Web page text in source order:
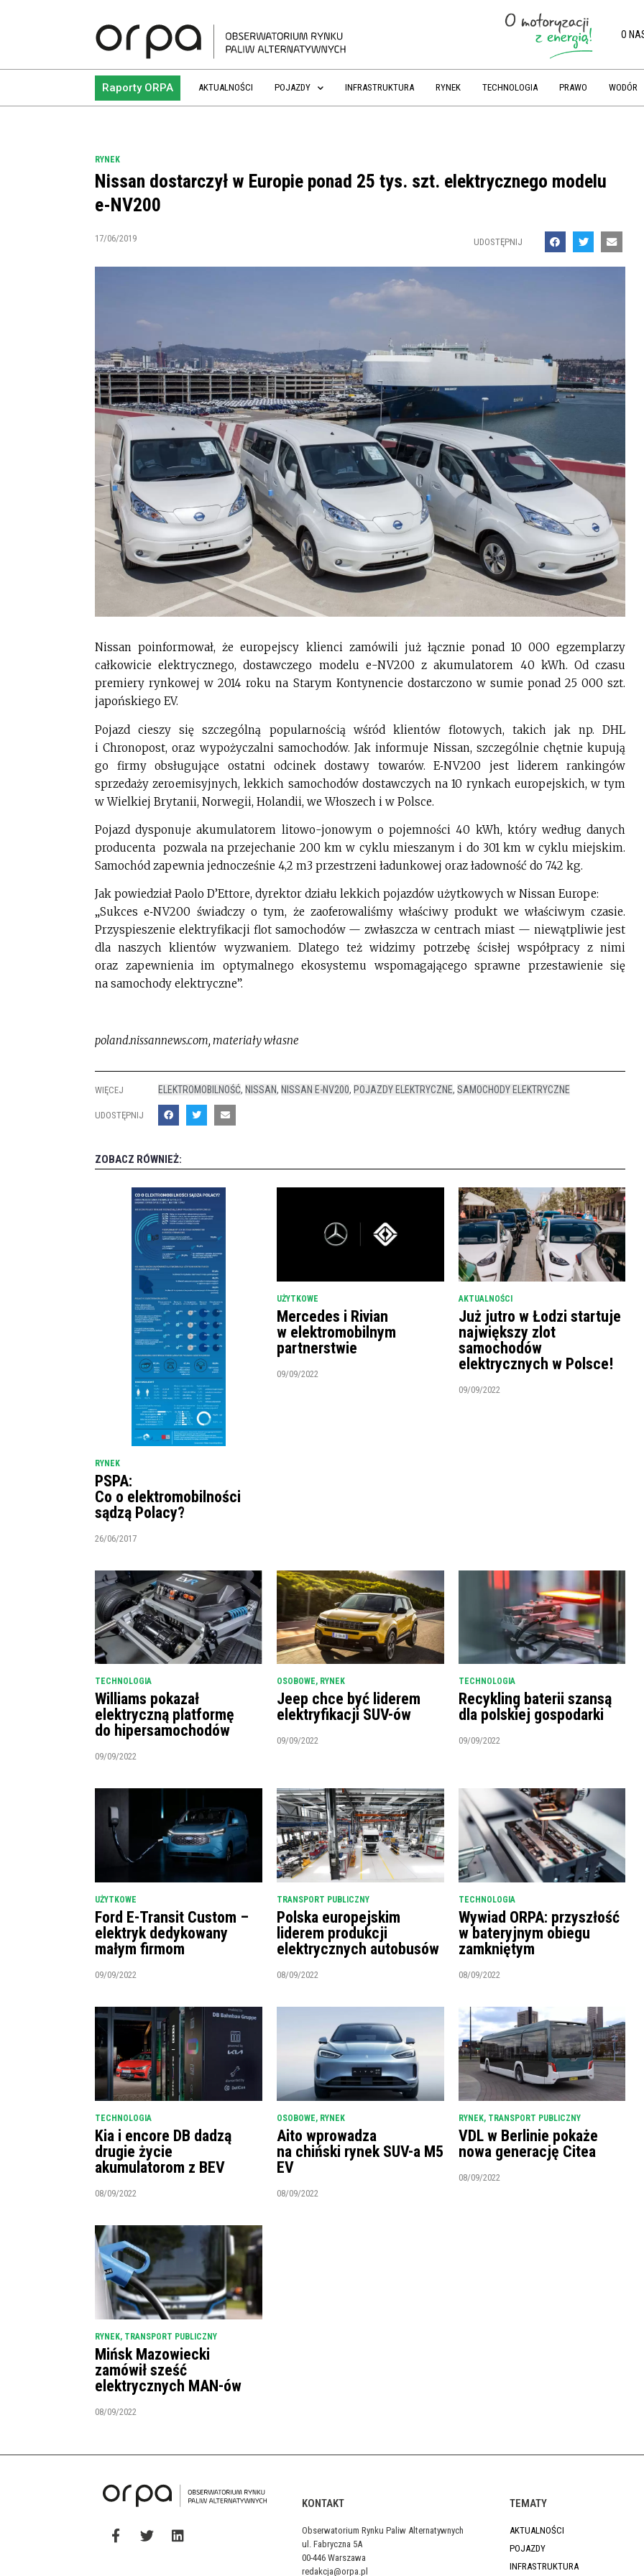
O
Raporty ORPA AKTUALNOŚCI POJAZDY INFRASTRUKTURA RYNEK TECHNOLOGIA PRAWO WODÓR
RYNEK
Nissan dostarczył w Europie ponad 25 tys. szt. elektrycznego modelu
e-NV200
17/06/2019 UDOSTĘPNIJ
Nissan poinformował, że europejscy klienci zamówili już łącznie ponad 10 000 egzemplarzy
całkowicie elektrycznego, dostawczego modelu e-NV200 z akumulatorem 40 kWh. Od czasu
premiery rynkowej w 2014 roku na Starym Kontynencie dostarczono w sumie ponad 25 000 szt.
japońskiego EV.
Pojazd cieszy się szczególną popularnością wśród klientów flotowych, takich jak np. DHL
i Chronopost, oraz wypożyczalni samochodów. Jak informuje Nissan, szczególnie chętnie kupują
go firmy obsługujące ostatni odcinek dostawy towarów. E‑NV200 jest liderem rankingów
sprzedaży zeroemisyjnych, lekkich samochodów dostawczych na 10 rynkach europejskich, w tym
w Wielkiej Brytanii, Norwegii, Holandii, we Włoszech i w Polsce.
Pojazd dysponuje akumulatorem litowo-jonowym o pojemności 40 kWh, który według danych
producenta pozwala na przejechanie 200 km w cyklu mieszanym i do 301 km w cyklu miejskim.
Samochód zapewnia jednocześnie 4,2 m3 przestrzeni ładunkowej oraz ładowność do 742 kg.
Jak powiedział Paolo D’Ettore, dyrektor działu lekkich pojazdów użytkowych w Nissan Europe:
„Sukces e‑NV200 świadczy o tym, że zaoferowaliśmy właściwy produkt we właściwym czasie.
Przyspieszenie elektryfikacji flot samochodów — zwłaszcza w centrach miast — niewątpliwie jest
dla naszych klientów wyzwaniem. Dlatego też widzimy potrzebę ścisłej współpracy z nimi
oraz zapewnienia im optymalnego ekosystemu wspomagającego sprawne przestawienie się
na samochody elektryczne”.
poland.nissannews.com, materiały własne
WIĘCEJ ELEKTROMOBILNOŚĆ, NISSAN, NISSAN E-NV200, POJAZDY ELEKTRYCZNE, SAMOCHODY ELEKTRYCZNE
UDOSTĘPNIJ
ZOBACZ RÓWNIEŻ:
RYNEK
PSPA:
Co o elektromobilności
sądzą Polacy?
26/06/2017
UŻYTKOWE
Mercedes i Rivian
w elektromobilnym
partnerstwie
09/09/2022
AKTUALNOŚCI
Już jutro w Łodzi startuje
największy zlot
samochodów
elektrycznych w Polsce!
09/09/2022
TECHNOLOGIA
Williams pokazał
elektryczną platformę
do hipersamochodów
09/09/2022
OSOBOWE, RYNEK
Jeep chce być liderem
elektryfikacji SUV-ów
09/09/2022
TECHNOLOGIA
Recykling baterii szansą
dla polskiej gospodarki
09/09/2022
UŻYTKOWE
Ford E-Transit Custom –
elektryk dedykowany
małym firmom
09/09/2022
TRANSPORT PUBLICZNY
Polska europejskim
liderem produkcji
elektrycznych autobusów
08/09/2022
TECHNOLOGIA
Wywiad ORPA: przyszłość
w bateryjnym obiegu
zamkniętym
08/09/2022
TECHNOLOGIA
Kia i encore DB dadzą
drugie życie
akumulatorom z BEV
08/09/2022
OSOBOWE, RYNEK
Aito wprowadza
na chiński rynek SUV-a M5
EV
08/09/2022
RYNEK, TRANSPORT PUBLICZNY
VDL w Berlinie pokaże
nowa generację Citea
08/09/2022
RYNEK, TRANSPORT PUBLICZNY
Mińsk Mazowiecki
zamówił sześć
elektrycznych MAN-ów
08/09/2022
KONTAKT
Obserwatorium Rynku Paliw Alternatywnych
ul. Fabryczna 5A
00-446 Warszawa
redakcja@orpa.pl
TEMATY
AKTUALNOŚCI
POJAZDY
INFRASTRUKTURA